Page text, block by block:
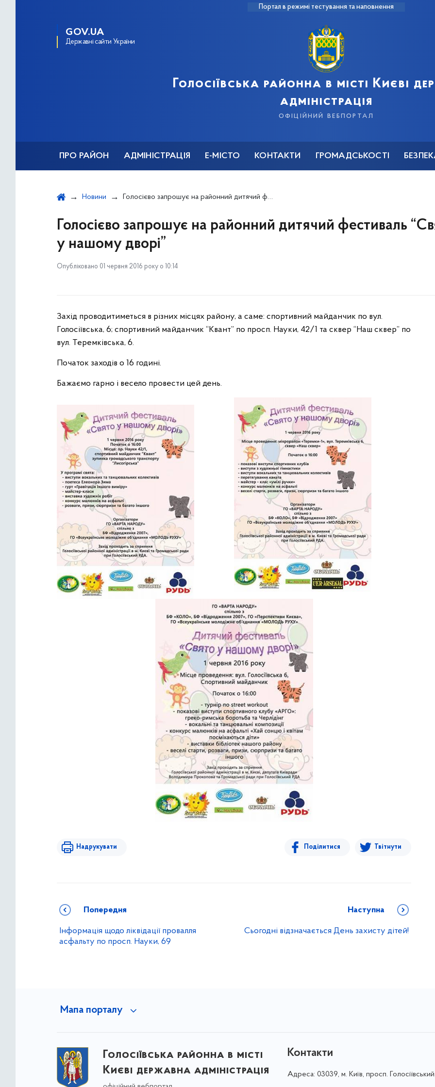
Портал в режимі тестування та наповнення
GOV.UA
Державні сайти України
Голосіївська районна в місті Києві
адміністрація
офіційний вебпортал
ПРО РАЙОН АДМІНІСТРАЦІЯ Е-МІСТО КОНТАКТИ ГРОМАДСЬКОСТІ
Новини Голосієво запрошує на районний дитячий фестиваль “Свято у нашому дворі”
Голосієво запрошує на районний дитячий фестиваль
у нашому дворі”
Опубліковано 01 червня 2016 року о 10:14
Захід проводитиметься в різних місцях району, а саме: спортивний майданчик по вул.
Голосіївська, 6; спортивний майданчик “Квант” по просп. Науки, 42/1 та сквер “Наш сквер” по
вул. Теремківська, 6.
Початок заходів о 16 годині.
Бажаємо гарно і весело провести цей день.
Надрукувати Поділитися Твітнути
Попередня
Інформація щодо ліквідації провалля
асфальту по просп. Науки, 69
Наступна
Сьогодні відзначається День захисту дітей!
Мапа порталу
Голосіївська районна в місті
Києві державна адміністрація
Контакти
Адреса: 03039, м. Київ, просп.